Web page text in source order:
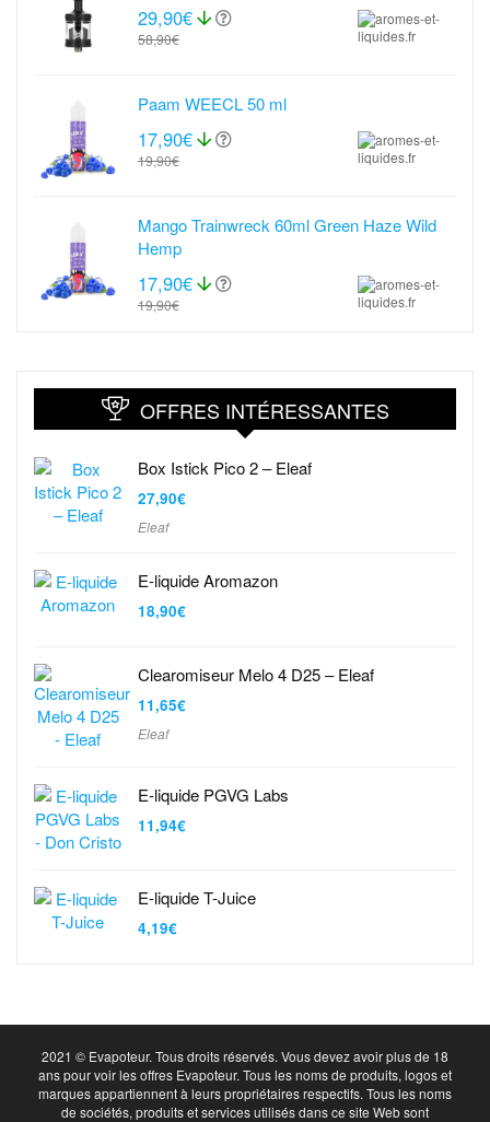
29,90€
58,90€
Paam WEECL 50 ml
17,90€
19,90€
Mango Trainwreck 60ml Green Haze Wild
Hemp
17,90€
19,90€
OFFRES INTÉRESSANTES
Box Istick Pico 2 – Eleaf
27,90€
Eleaf
E-liquide Aromazon
18,90€
Clearomiseur Melo 4 D25 – Eleaf
11,65€
Eleaf
E-liquide PGVG Labs
11,94€
E-liquide T-Juice
4,19€
2021 © Evapoteur. Tous droits réservés. Vous devez avoir plus de 18
ans pour voir les offres Evapoteur. Tous les noms de produits, logos et
marques appartiennent à leurs propriétaires respectifs. Tous les noms
de sociétés, produits et services utilisés dans ce site Web sont